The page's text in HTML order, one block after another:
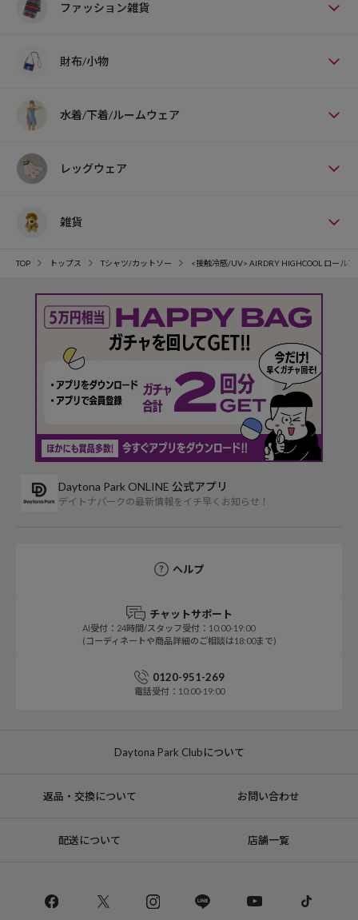
ファッション雑貨
財布/小物
水着/下着/ルームウェア
レッグウェア
雑貨
TOP トップス Tシャツ/カットソー <接触冷感/UV> AIRDRY HIGHCOOL ロールア
Daytona Park ONLINE 公式アプリ
デイトナパークの最新情報をイチ早くお知らせ！
ヘルプ
チャットサポート
AI受付：24時間/スタッフ受付：10:00-19:00
(コーディネートや商品詳細のご相談は18:00まで)
0120-951-269
電話受付：10:00-19:00
Daytona Park Clubについて
返品・交換について お問い合わせ
配送について 店舗一覧